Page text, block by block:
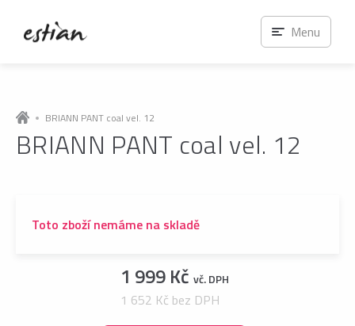
BRIANN PANT coal vel. 12
BRIANN PANT coal vel. 12
Toto zboží nemáme na skladě
1 999 Kč vč. DPH
1 652 Kč bez DPH
Menu